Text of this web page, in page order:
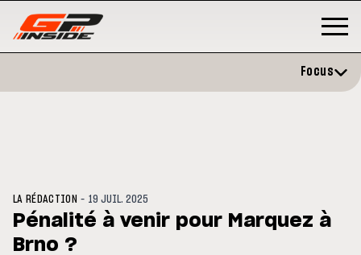
Focus
LA RÉDACTION - 19 JUIL. 2025
Pénalité à venir pour Marquez à
Brno ?